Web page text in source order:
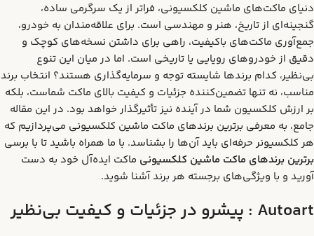
دنیای ماکت‌های ماشین کلکسیونی، فراتر از یک سرگرمی ساده،
گنجینه‌ای از تاریخ، هنر و مهندسی است. برای علاقه‌مندان به خودرو،
جمع‌آوری ماکت‌های باکیفیت، راهی برای داشتن نسخه‌های کوچک و
دقیق از خودروهای رویایی یا تاریخی است. اما در میان این تنوع
بی‌نظیر، کدام برندها شایسته توجه و سرمایه‌گذاری هستند؟ انتخاب برند
مناسب، نه تنها تضمین‌کننده جزئیات و کیفیت بالای ماکت شماست، بلکه
بر ارزش کلکسیون شما در آینده نیز تأثیرگذار خواهد بود. در این مقاله
جامع، به معرفی برترین برندهای ماکت ماشین کلکسیونی می‌پردازیم که
هر کلکسیونر حرفه‌ای باید آن‌ها را بشناسد. با ما همراه باشید تا با برسی
برترین برندهای ماکت ماشین کلکسیونی ماکت ایده‌آل خود به دست
آورید و با ویژگی‌های برجسته هر برند آشنا شوید.
Autoart : پیشرو در جزئیات و کیفیت بی‌نظیر